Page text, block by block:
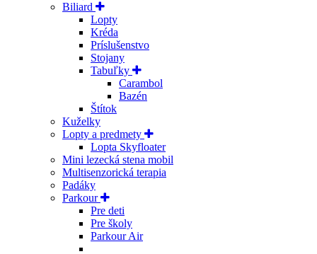
Biliard
Lopty
Kréda
Príslušenstvo
Stojany
Tabuľky
Carambol
Bazén
Štítok
Kuželky
Lopty a predmety
Lopta Skyfloater
Mini lezecká stena mobil
Multisenzorická terapia
Padáky
Parkour
Pre deti
Pre školy
Parkour Air